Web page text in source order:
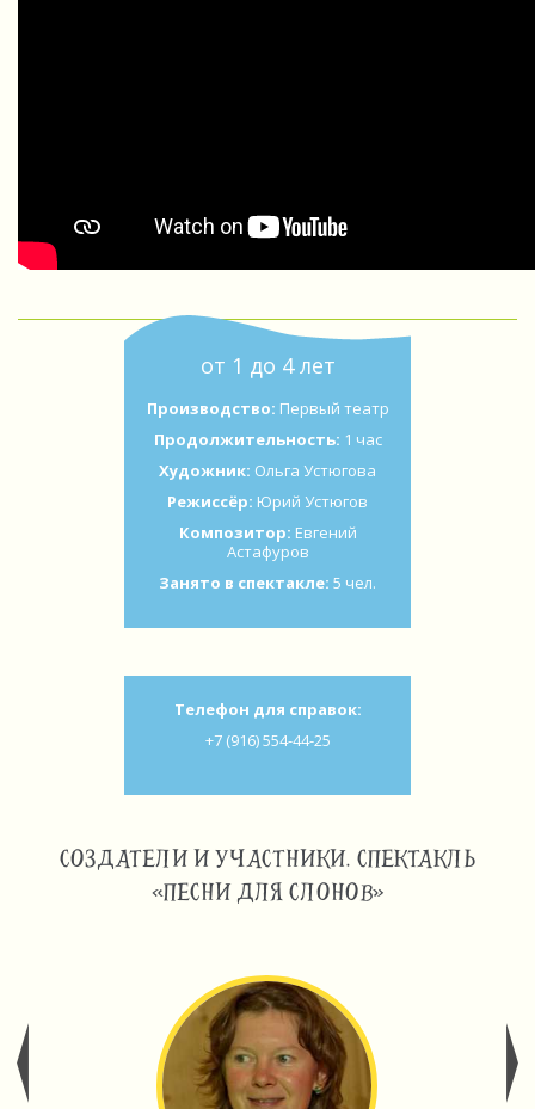
от 1 до 4 лет
Производство: Первый театр
Продолжительность: 1 час
Художник: Ольга Устюгова
Режиссёр: Юрий Устюгов
Композитор: Евгений
Астафуров
Занято в спектакле: 5 чел.
Телефон для справок:
+7 (916) 554-44-25
СОЗДАТЕЛИ И УЧАСТНИКИ. СПЕКТАКЛЬ
«ПЕСНИ ДЛЯ СЛОНОВ»